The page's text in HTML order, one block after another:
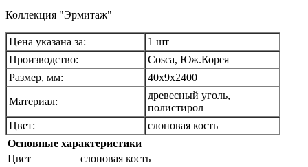
Коллекция "Эрмитаж"
Цена указана за:
1 шт
Производство:
Cosca, Юж.Корея
Размер, мм:
40х9х2400
Материал:
древесный уголь,
полистирол
Цвет:
слоновая кость
Основные характеристики
Цвет
слоновая кость